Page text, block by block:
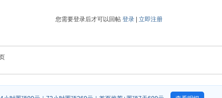
您需要登录后才可以回帖 登录| 立即注册